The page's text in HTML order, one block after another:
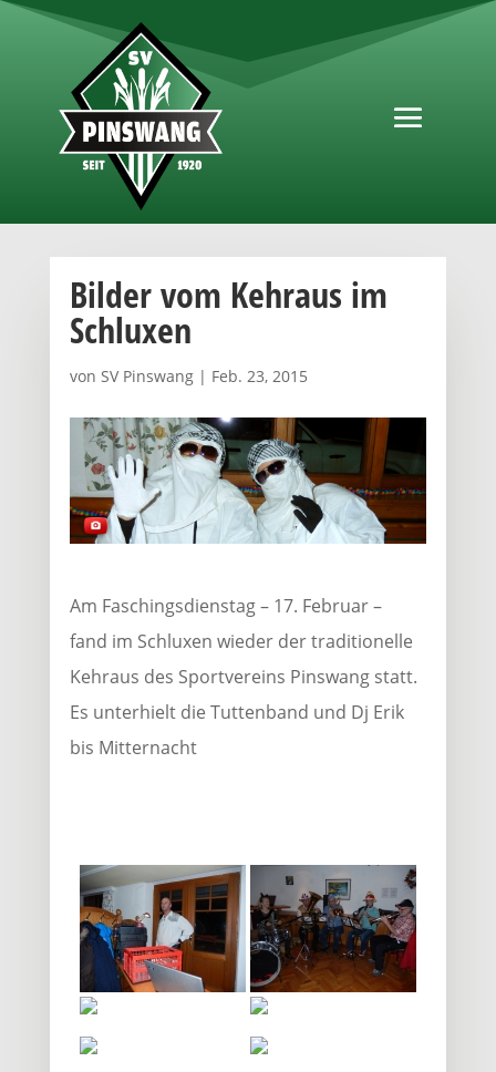
Bilder vom Kehraus im
Schluxen
von SV Pinswang| Feb. 23, 2015
Am Faschingsdienstag – 17. Februar –
fand im Schluxen wieder der traditionelle
Kehraus des Sportvereins Pinswang statt.
Es unterhielt die Tuttenband und Dj Erik
bis Mitternacht